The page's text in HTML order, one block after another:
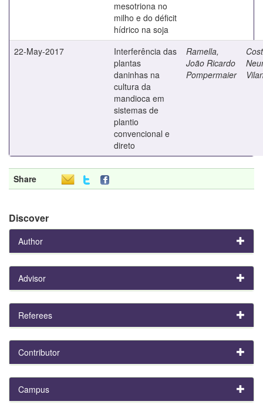
mesotriona no
milho e do déficit
hídrico na soja
22-May-2017
Interferência das
plantas
daninhas na
cultura da
mandioca em
sistemas de
plantio
convencional e
direto
Ramella,
João Ricardo
Pompermaier
Share
Discover
Author
Advisor
Referees
Contributor
Campus